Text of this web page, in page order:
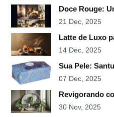
Doce Rouge:
21 Dec, 2025
Latte de Luxo
14 Dec, 2025
Sua Pele:
07 Dec, 2025
Revigorando
30 Nov, 2025